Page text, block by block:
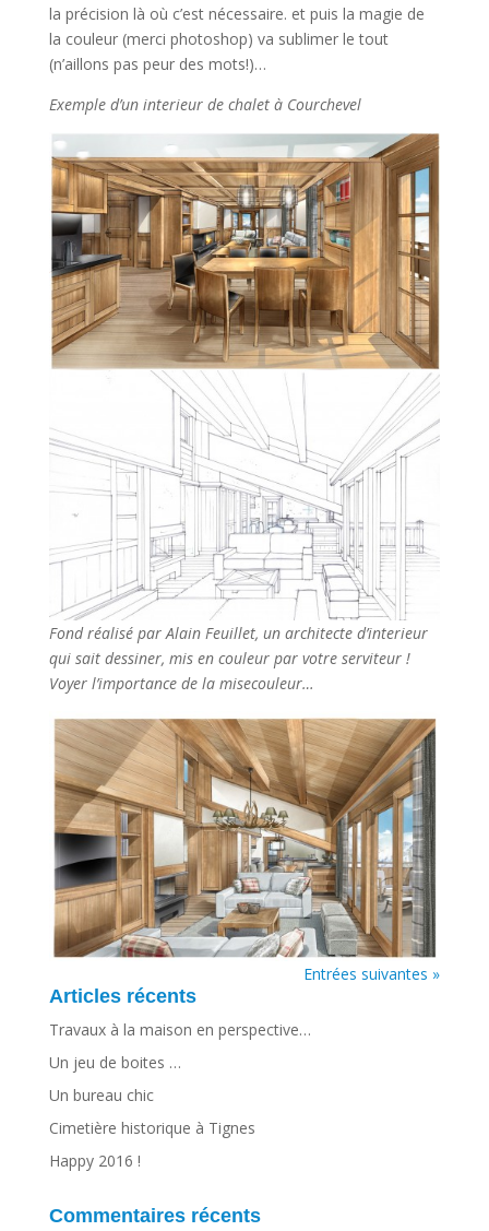
la précision là où c’est nécessaire. et puis la magie de
la couleur (merci photoshop) va sublimer le tout
(n’aillons pas peur des mots!)…
Exemple d’un interieur de chalet à Courchevel
Fond réalisé par Alain Feuillet, un architecte d’interieur
qui sait dessiner, mis en couleur par votre serviteur !
Voyer l’importance de la misecouleur…
Entrées suivantes »
Articles récents
Travaux à la maison en perspective…
Un jeu de boites …
Un bureau chic
Cimetière historique à Tignes
Happy 2016 !
Commentaires récents